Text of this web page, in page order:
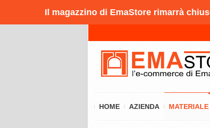
Il magazzino di EmaStore rimarrà
HOME AZIENDA